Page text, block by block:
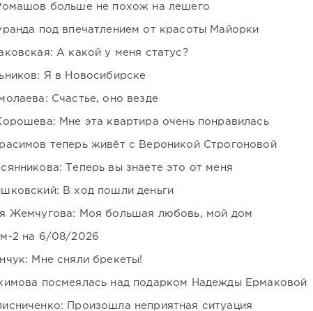
больше не похож на лешего
под впечатлением от красоты Майорки
А какой у меня статус?
Я в Новосибирске
Счастье, оно везде
Мне эта квартира очень понравилась
теперь живёт с Вероникой Строгоновой
Теперь вы знаете это от меня
В ход пошли деньги
Жемчугова: Моя большая любовь, мой дом
2 на 6/08/2026
Мне сняли брекеты!
посмеялась над подарком Надежды Ермаковой
Произошла неприятная ситуация